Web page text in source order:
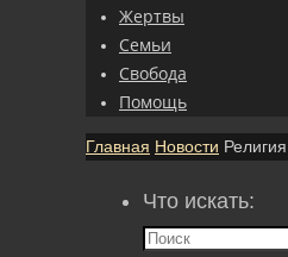
Жертвы
Семьи
Свобода
Помощь
Главная Новости
Что искать: